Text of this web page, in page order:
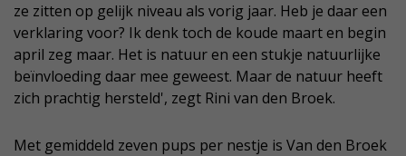
ze zitten op gelijk niveau als vorig jaar. Heb je daar een
verklaring voor? Ik denk toch de koude maart en begin
april zeg maar. Het is natuur en een stukje natuurlijke
beïnvloeding daar mee geweest. Maar de natuur heeft
zich prachtig hersteld', zegt Rini van den Broek.
Met gemiddeld zeven pups per nestje is Van den Broek